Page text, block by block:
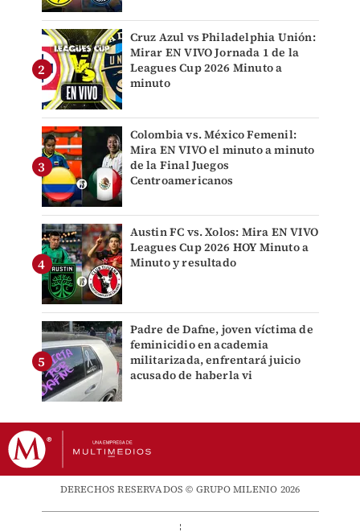
Cruz Azul vs Philadelphia Unión:
Mirar EN VIVO Jornada 1 de la
Leagues Cup 2026 Minuto a
minuto
Colombia vs. México Femenil:
Mira EN VIVO el minuto a minuto
de la Final Juegos
Centroamericanos
Austin FC vs. Xolos: Mira EN VIVO
Leagues Cup 2026 HOY Minuto a
Minuto y resultado
Padre de Dafne, joven víctima de
feminicidio en academia
militarizada, enfrentará juicio
acusado de haberla vi
DERECHOS RESERVADOS © GRUPO MILENIO 2026